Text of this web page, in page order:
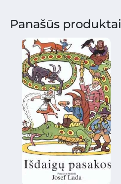
Panašūs produktai